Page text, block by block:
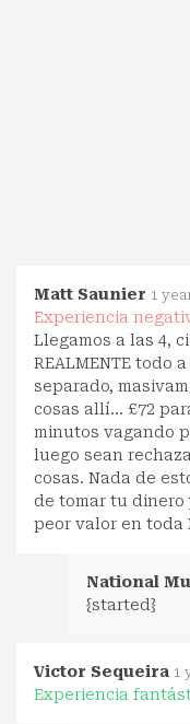
Matt Saunier 1
Experiencia
Llegamos a las 4,
REALMENTE todo
separado,
cosas allí... £72
minutos vagando
luego sean
cosas. Nada de
de tomar tu dinero
peor valor en toda
National
{started}
Victor Sequeira 1
Experiencia